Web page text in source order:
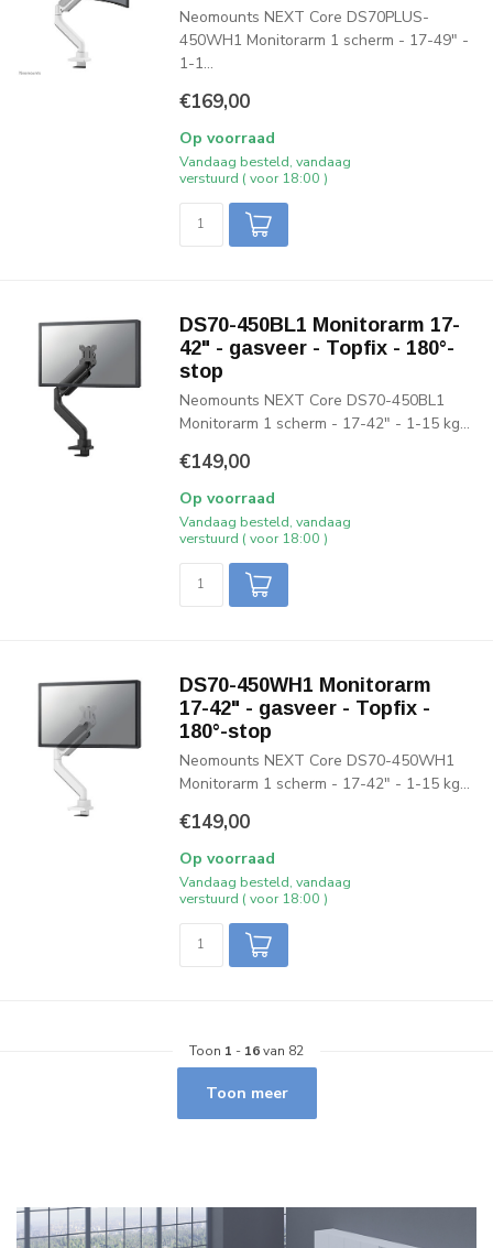
Neomounts NEXT Core DS70PLUS-
450WH1 Monitorarm 1 scherm - 17-49" -
1-1...
€169,00
Op voorraad
Vandaag besteld, vandaag
verstuurd ( voor 18:00 )
DS70-450BL1 Monitorarm 17-
42" - gasveer - Topfix - 180°-
stop
Neomounts NEXT Core DS70-450BL1
Monitorarm 1 scherm - 17-42" - 1-15 kg...
€149,00
Op voorraad
Vandaag besteld, vandaag
verstuurd ( voor 18:00 )
DS70-450WH1 Monitorarm
17-42" - gasveer - Topfix -
180°-stop
Neomounts NEXT Core DS70-450WH1
Monitorarm 1 scherm - 17-42" - 1-15 kg...
€149,00
Op voorraad
Vandaag besteld, vandaag
verstuurd ( voor 18:00 )
Toon 1 - 16van 82
Toon meer